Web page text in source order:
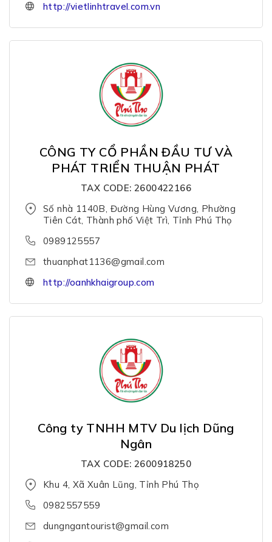
http://vietlinhtravel.com.vn
CÔNG TY CỔ PHẦN ĐẦU TƯ VÀ
PHÁT TRIỂN THUẬN PHÁT
TAX CODE: 2600422166
Số nhà 1140B, Đường Hùng Vương, Phường
Tiên Cát, Thành phố Việt Trì, Tỉnh Phú Thọ
0989125557
thuanphat1136@gmail.com
http://oanhkhaigroup.com
Công ty TNHH MTV Du lịch Dũng
Ngân
TAX CODE: 2600918250
Khu 4, Xã Xuân Lũng, Tỉnh Phú Thọ
0982557559
dungngantourist@gmail.com